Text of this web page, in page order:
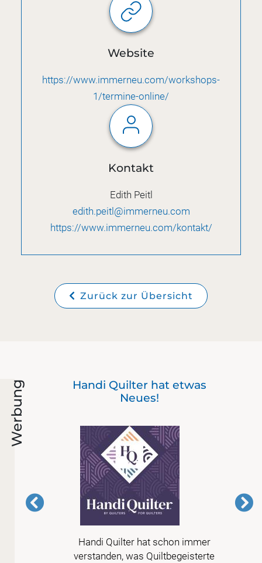
Website
https://www.immerneu.com/workshops-
1/termine-online/
Kontakt
Edith Peitl
edith.peitl@immerneu.com
https://www.immerneu.com/kontakt/
Zurück zur Übersicht
Werbung
Handi Quilter hat etwas
Neues!
Handi Quilter hat schon immer
verstanden, was Quiltbegeisterte